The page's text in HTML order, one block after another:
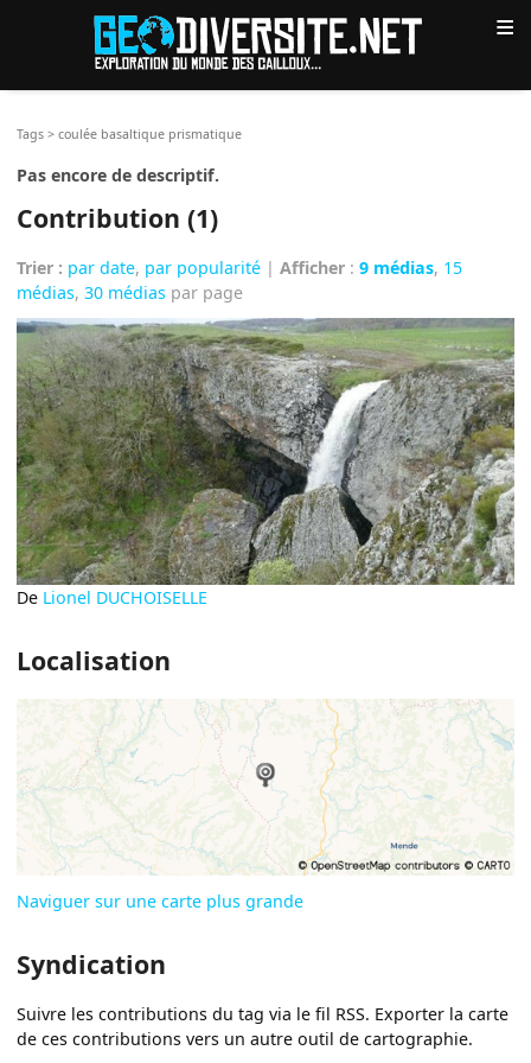
≡
Tags >coulée basaltique prismatique
Pas encore de descriptif.
Contribution (1)
Trier : par date, par popularité |Afficher :9 médias, 15
médias,30 médias par page
De Lionel DUCHOISELLE
Localisation
Naviguer sur une carte plus grande
Syndication
Suivre les contributions du tag via le fil RSS. Exporter la carte
de ces contributions vers un autre outil de cartographie.